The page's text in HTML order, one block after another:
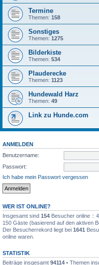
Termine
Themen: 158
Sonstiges
Themen: 1275
Bilderkiste
Themen: 534
Plauderecke
Themen: 1123
Hundewald Harz
Themen: 49
Link zu Hunde.com
ANMELDEN
Benutzername:
Passwort:
Ich habe mein Passwort vergessen
WER IST ONLINE?
Insgesamt sind 154 Besucher online ::
150 Gäste (basierend auf den aktiven
Der Besucherrekord liegt bei 1641
online waren.
STATISTIK
Beiträge insgesamt 94114 • Themen